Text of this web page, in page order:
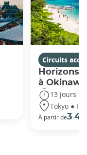
Circuits
Horizons
à Okinawa
13 jours
Tokyo ●
À partir de3